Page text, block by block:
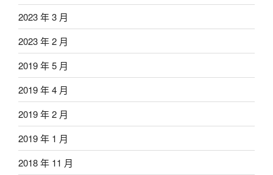
2023 年 3 月
2023 年 2 月
2019 年 5 月
2019 年 4 月
2019 年 2 月
2019 年 1 月
2018 年 11 月